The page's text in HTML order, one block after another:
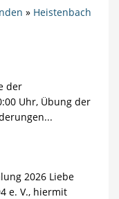
» Heistenbach
der
Uhr, Übung der
2026 Liebe
e. V., hiermit